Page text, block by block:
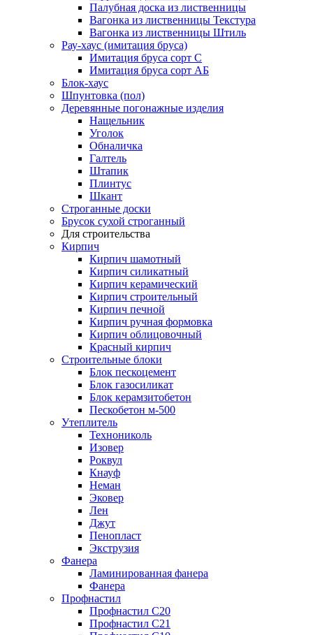
Палубная доска из лиственницы
Вагонка из лиственницы Текстура
Вагонка из лиственницы Штиль
Рау-хаус (имитация бруса)
Имитация бруса сорт С
Имитация бруса сорт АБ
Блок-хаус
Шпунтовка (пол)
Деревянные погонажные изделия
Нащельник
Уголок
Обналичка
Галтель
Штапик
Плинтус
Шкант
Строганные доски
Брусок сухой строганный
Для строительства
Кирпич
Кирпич шамотный
Кирпич силикатный
Кирпич керамический
Кирпич строительный
Кирпич печной
Кирпич ручная формовка
Кирпич облицовочный
Красный кирпич
Строительные блоки
Блок пескоцемент
Блок газосиликат
Блок керамзитобетон
Пескобетон м-500
Утеплитель
Технониколь
Изовер
Роквул
Кнауф
Неман
Эковер
Лен
Джут
Пенопласт
Экструзия
Фанера
Ламинированная фанера
Фанера
Профнастил
Профнастил С20
Профнастил С21